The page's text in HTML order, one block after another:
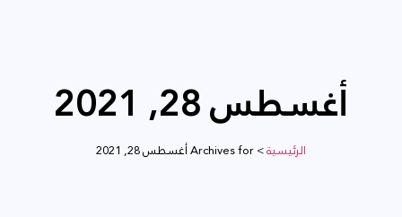
أغسطس 28, 2021
الرئيسية>Archives for أغسطس 28, 2021